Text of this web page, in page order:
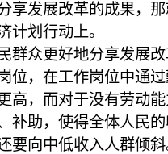
享发展改革的成果，
计划行动上。
众更好地分享发展改
位，在工作岗位中通
高，而对于没有劳动
补助，使得全体人民
要向中低收入人群倾